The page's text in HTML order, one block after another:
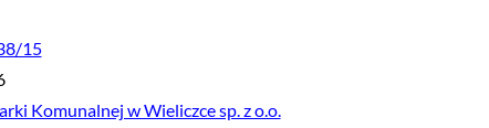
15
Komunalnej w Wieliczce sp. z o.o.